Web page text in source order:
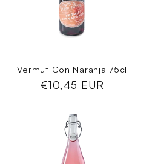
Vermut Con Naranja 75cl
Precio
€10,45 EUR